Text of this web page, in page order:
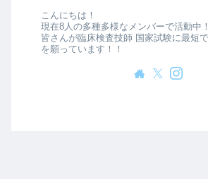
こんにちは！
現在8人の多種多様なメンバーで活動中！
皆さんが臨床検査技師 国家試験に最短
を願っています！！